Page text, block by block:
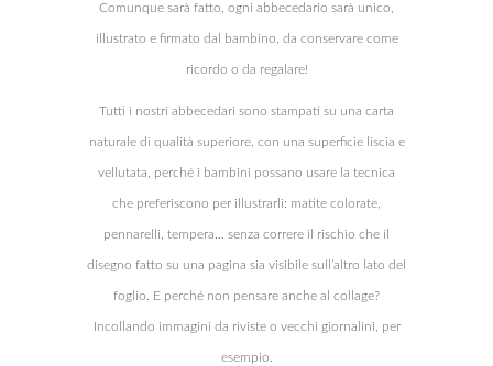
Comunque sarà fatto, ogni abbecedario sarà unico,
illustrato e firmato dal bambino, da conservare come
ricordo o da regalare!
Tutti i nostri abbecedari sono stampati su una carta
naturale di qualità superiore, con una superficie liscia e
vellutata, perché i bambini possano usare la tecnica
che preferiscono per illustrarli: matite colorate,
pennarelli, tempera… senza correre il rischio che il
disegno fatto su una pagina sia visibile sull’altro lato del
foglio. E perché non pensare anche al collage?
Incollando immagini da riviste o vecchi giornalini, per
esempio.